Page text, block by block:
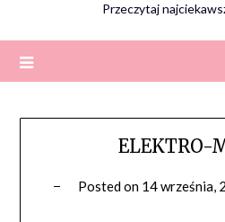
Przeczytaj
ELEKTRO-
Posted on 14 września,